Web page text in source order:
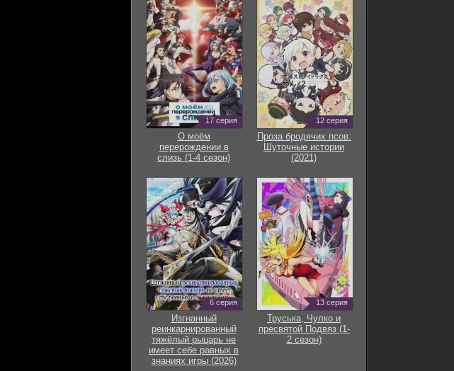
17 серия
О моём
перерождении в
слизь (1-4 сезон)
12 серия
Проза бродячих псов:
Шуточные истории
(2021)
6 серия
Изгнанный
реинкарнированный
тяжёлый рыцарь не
имеет себе равных в
знаниях игры (2026)
13 серия
Труська, Чулко и
пресвятой Подвяз (1-
2 сезон)